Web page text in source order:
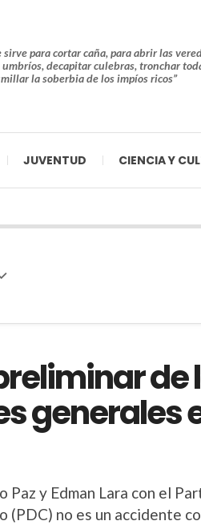
sirve para cortar caña, para abrir las
umbríos, decapitar culebras, tronchar
la soberbia de los impíos ricos”
JUVENTUD CIENCIA Y
de
generales
Paz y Edman Lara con el
(PDC) no es un accidente